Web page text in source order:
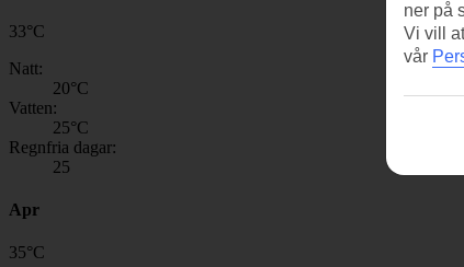
33°C
Natt:
20°C
Vatten:
25°C
Regnfria dagar:
25
Apr
35°C
ner på
Vi vill
vår